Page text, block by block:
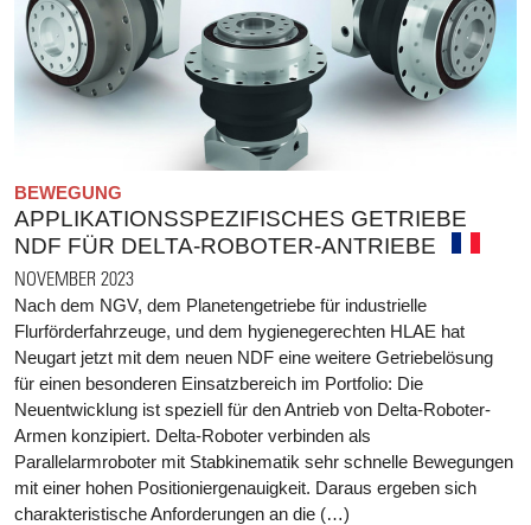
BEWEGUNG
APPLIKATIONSSPEZIFISCHES GETRIEBE
NDF FÜR DELTA-ROBOTER-ANTRIEBE
NOVEMBER 2023
Nach dem NGV, dem Planetengetriebe für industrielle
Flurförderfahrzeuge, und dem hygienegerechten HLAE hat
Neugart jetzt mit dem neuen NDF eine weitere Getriebelösung
für einen besonderen Einsatzbereich im Portfolio: Die
Neuentwicklung ist speziell für den Antrieb von Delta-Roboter-
Armen konzipiert. Delta-Roboter verbinden als
Parallelarmroboter mit Stabkinematik sehr schnelle Bewegungen
mit einer hohen Positioniergenauigkeit. Daraus ergeben sich
charakteristische Anforderungen an die (…)